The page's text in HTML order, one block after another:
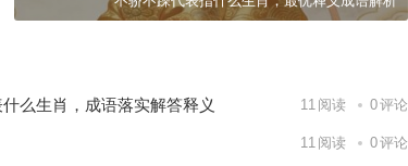
么生肖，成语落实解答释义 11 阅读 0评论
11 阅读 0评论